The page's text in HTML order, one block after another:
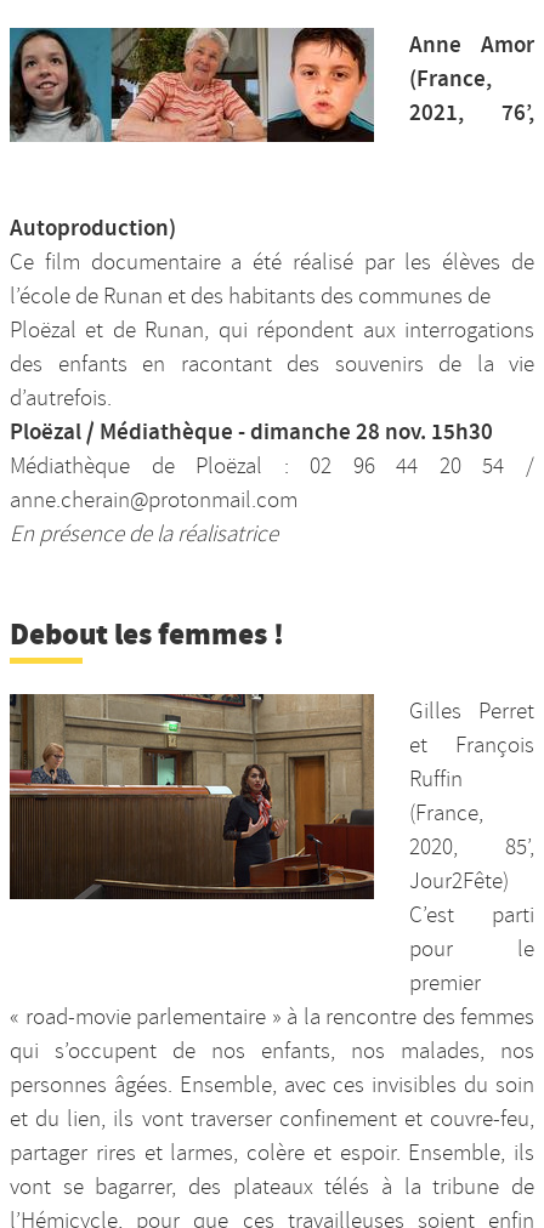
Anne Amor
(France,
2021, 76’,
Autoproduction)
Ce film documentaire a été réalisé par les élèves de
l’école de Runan et des habitants des communes de
Ploëzal et de Runan, qui répondent aux interrogations
des enfants en racontant des souvenirs de la vie
d’autrefois.
Ploëzal / Médiathèque - dimanche 28 nov. 15h30
Médiathèque de Ploëzal : 02 96 44 20 54 /
anne.cherain@protonmail.com
En présence de la réalisatrice
Debout les femmes !
Gilles Perret
et François
Ruffin
(France,
2020, 85’,
Jour2Fête)
C’est parti
pour le
premier
« road-movie parlementaire » à la rencontre des femmes
qui s’occupent de nos enfants, nos malades, nos
personnes âgées. Ensemble, avec ces invisibles du soin
et du lien, ils vont traverser confinement et couvre-feu,
partager rires et larmes, colère et espoir. Ensemble, ils
vont se bagarrer, des plateaux télés à la tribune de
l’Hémicycle, pour que ces travailleuses soient enfin